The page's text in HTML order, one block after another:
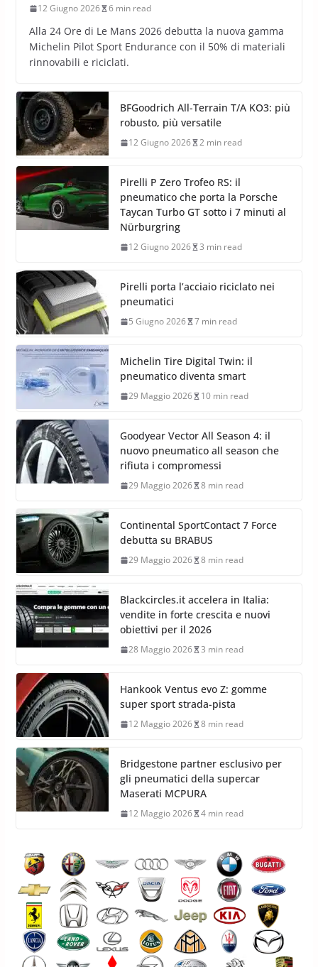
12 Giugno 2026 6 min read
Alla 24 Ore di Le Mans 2026 debutta la nuova gamma
Michelin Pilot Sport Endurance con il 50% di materiali
rinnovabili e riciclati.
BFGoodrich All-Terrain T/A KO3: più
robusto, più versatile
12 Giugno 2026 2 min read
Pirelli P Zero Trofeo RS: il
pneumatico che porta la Porsche
Taycan Turbo GT sotto i 7 minuti al
Nürburgring
12 Giugno 2026 3 min read
Pirelli porta l’acciaio riciclato nei
pneumatici
5 Giugno 2026 7 min read
Michelin Tire Digital Twin: il
pneumatico diventa smart
29 Maggio 2026 10 min read
Goodyear Vector All Season 4: il
nuovo pneumatico all season che
rifiuta i compromessi
29 Maggio 2026 8 min read
Continental SportContact 7 Force
debutta su BRABUS
29 Maggio 2026 8 min read
Blackcircles.it accelera in Italia:
vendite in forte crescita e nuovi
obiettivi per il 2026
28 Maggio 2026 3 min read
Hankook Ventus evo Z: gomme
super sport strada-pista
12 Maggio 2026 8 min read
Bridgestone partner esclusivo per
gli pneumatici della supercar
Maserati MCPURA
12 Maggio 2026 4 min read